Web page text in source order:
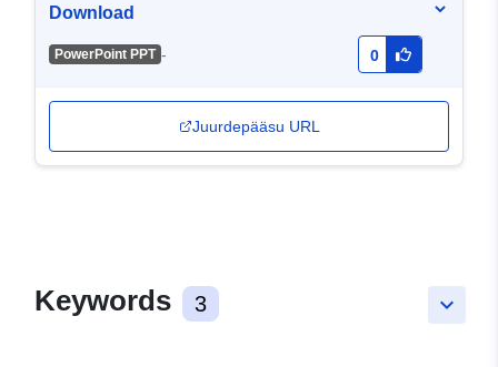
Download
PowerPoint PPT - 0
Juurdepääsu URL
keyboard_arrow_down
Keywords 3